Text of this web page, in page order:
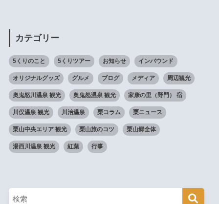
カテゴリー
5くりのこと 5くりツアー お知らせ インバウンド
オリジナルグッズ グルメ ブログ メディア 周辺観光
奥鬼怒川温泉 観光 奥鬼怒温泉 観光 家康の里（野門） 宿
川俣温泉 観光 川治温泉 栗コラム 栗ニュース
栗山中央エリア 観光 栗山旅のコツ 栗山郷全体
湯西川温泉 観光 紅葉 行事